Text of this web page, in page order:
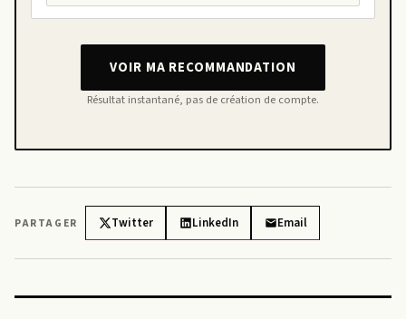
VOIR MA RECOMMANDATION
Résultat instantané, pas de création de compte.
PARTAGER Twitter LinkedIn Email